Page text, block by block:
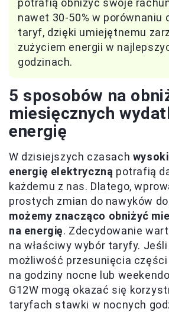
potrafią obniżyć swoje
nawet 30-50% w porównaniu
taryf, dzięki umiejętnemu
zużyciem energii w
godzinach.
5 sposobów na
miesięcznych
energię
W dzisiejszych czasach
energię elektryczną potrafią
każdemu z nas. Dlatego,
prostych zmian do nawyków
możemy znacząco obniżyć
na energię. Zdecydowanie
na właściwy wybór taryfy.
możliwość przesunięcia
na godziny nocne lub
G12W mogą okazać się
taryfach stawki w nocnych